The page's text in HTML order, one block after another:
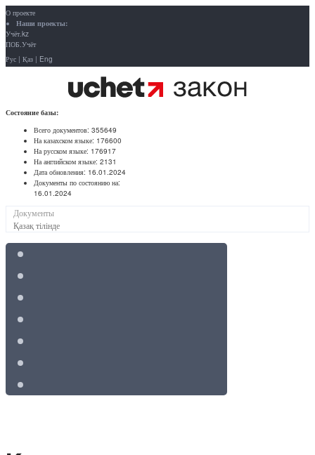
О проекте
Наши проекты:
Учёт.kz
ПОБ.Учёт
Рус | Қаз | Eng
Состояние базы:
Всего документов: 355649
На казахском языке: 176600
На русском языке: 176917
На английском языке: 2131
Дата обновления: 16.01.2024
Документы по состоянию на:
16.01.2024
Документы
Қазақ тілінде